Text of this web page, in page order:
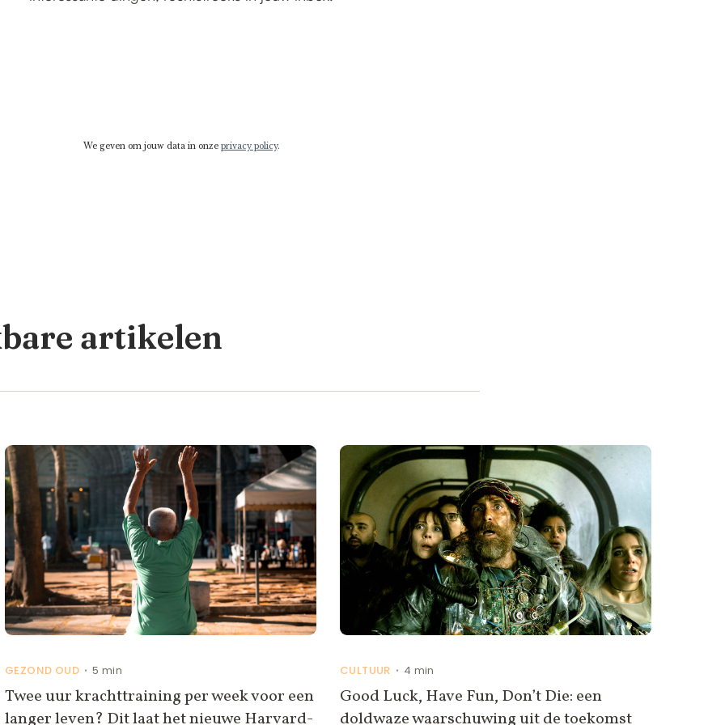
We geven om jouw data in onze privacy policy.
artikelen
GEZOND OUD• 5 min
Twee uur krachttraining per week voor een
langer leven? Dit laat het nieuwe Harvard-
CULTUUR • 4 min
Good Luck, Have Fun, Don’t Die: een
doldwaze waarschuwing uit de toekomst